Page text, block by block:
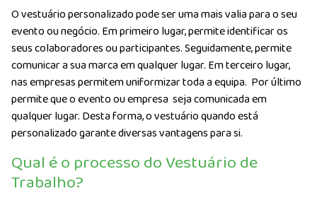
O vestuário personalizado pode ser uma mais valia para o seu
evento ou negócio. Em primeiro lugar, permite identificar os
seus colaboradores ou participantes. Seguidamente, permite
comunicar a sua marca em qualquer lugar. Em terceiro lugar,
nas empresas permitem uniformizar toda a equipa. Por último
permite que o evento ou empresa seja comunicada em
qualquer lugar. Desta forma, o vestuário quando está
personalizado garante diversas vantagens para si.
Qual é o processo do Vestuário de
Trabalho?